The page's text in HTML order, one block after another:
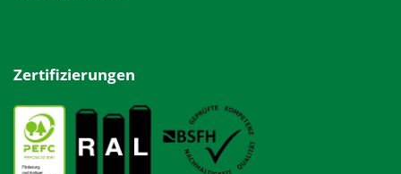
Zertifizierungen